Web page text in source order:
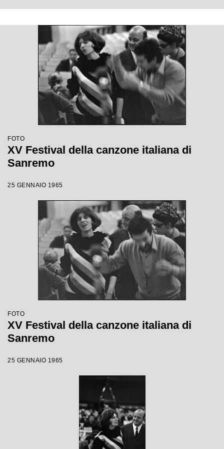
FOTO
XV Festival della canzone italiana di
Sanremo
25 GENNAIO 1965
FOTO
XV Festival della canzone italiana di
Sanremo
25 GENNAIO 1965